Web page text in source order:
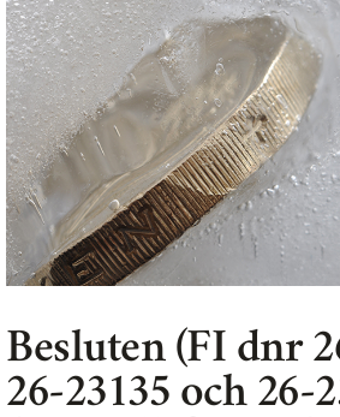
Besluten (FI dnr
26-23135 och 26-